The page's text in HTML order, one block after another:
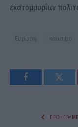
εκατομμυρίων
Ευρώπη καύσιμα
Facebook